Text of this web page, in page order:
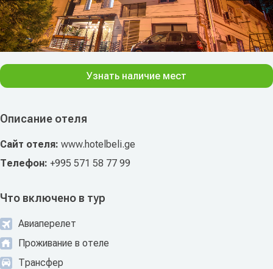
Описание отеля
Сайт отеля: www.hotelbeli.ge
Телефон: +995 571 58 77 99
Что включено в тур
Авиаперелет
Проживание в отеле
Трансфер
Узнать наличие мест